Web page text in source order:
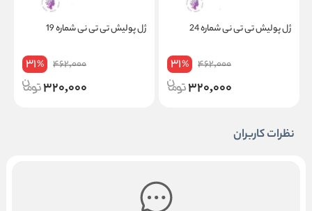
ژل پولیش تی تی نی شماره 24
462,000
31%
320,000
ژل پولیش تی تی نی شماره 19
462,000
31%
320,000
نظرات کاربران